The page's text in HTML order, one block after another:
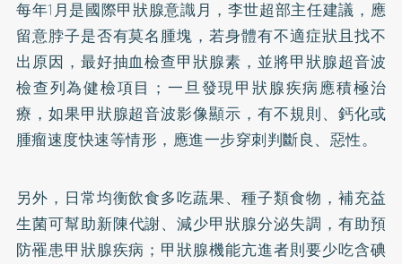
每年1月是國際甲狀腺意識月，李世超部主任建議，應
留意脖子是否有莫名腫塊，若身體有不適症狀且找不
出原因，最好抽血檢查甲狀腺素，並將甲狀腺超音波
檢查列為健檢項目；一旦發現甲狀腺疾病應積極治
療，如果甲狀腺超音波影像顯示，有不規則、 鈣化或
腫瘤速度快速等情形，應進一步穿刺判斷良、惡性。
另外，日常均衡飲食多吃蔬果、種子類食物，補充益
生菌可幫助新陳代謝、減少甲狀腺分泌失調，有助預
防罹患甲狀腺疾病；甲狀腺機能亢進者則要少吃含碘